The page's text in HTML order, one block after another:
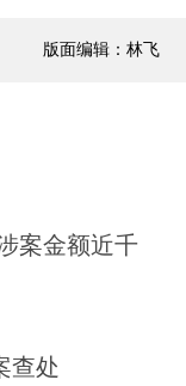
版面编辑：林飞
案金额近千
查处